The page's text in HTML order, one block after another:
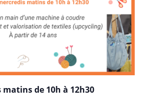
de 10h à 12h30